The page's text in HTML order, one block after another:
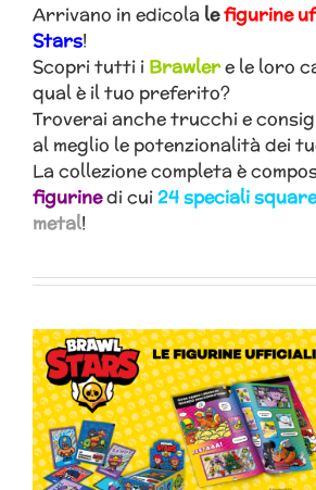
Arrivano in edicola lefigurine
Stars!
Scopri tutti i Brawlere le loro
qual è il tuo preferito?
Troverai anche trucchi e
al meglio le potenzionalità dei
La collezione completa è
figurinedi cui24 speciali square
metal!